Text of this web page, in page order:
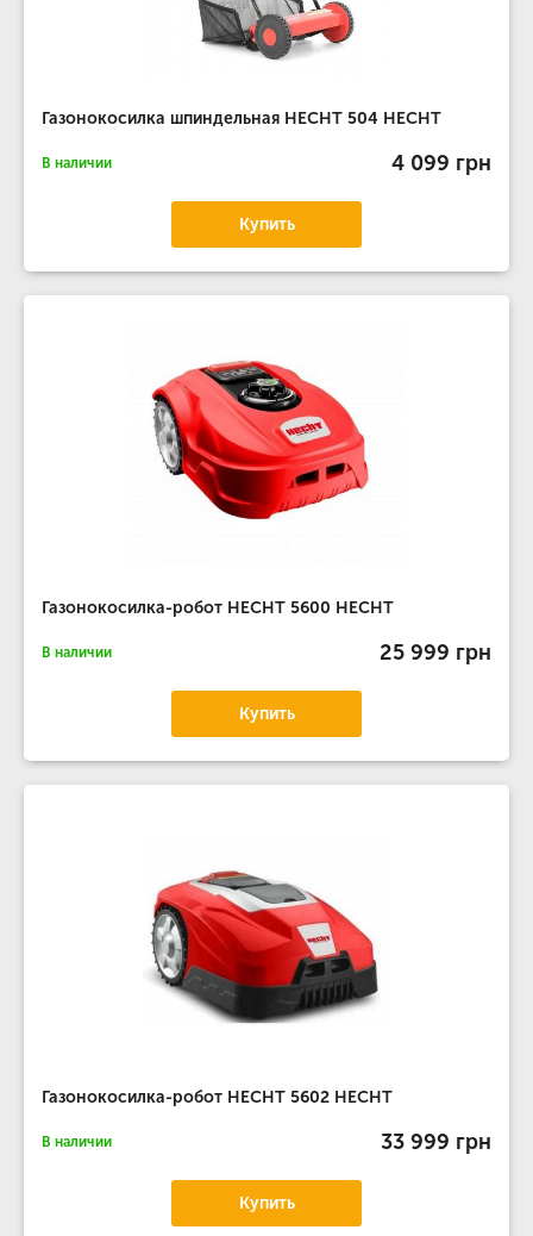
Газонокосилка шпиндельная HECHT 504 HECHT
В наличии 4 099 грн
Купить
Газонокосилка-робот HECHT 5600 HECHT
В наличии 25 999 грн
Купить
Газонокосилка-робот HECHT 5602 HECHT
В наличии 33 999 грн
Купить